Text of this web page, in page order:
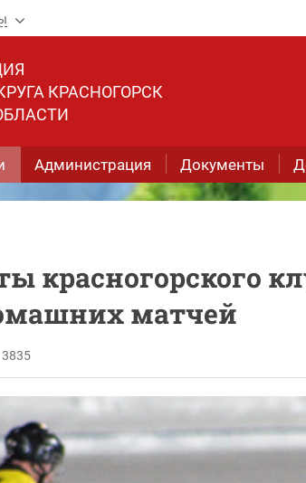
КРАСНОГОРСК
Администрация Документы
красногорского
матчей
3835